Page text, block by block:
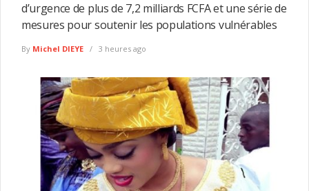
d’urgence de plus de 7,2 milliards FCFA et une série de
mesures pour soutenir les populations vulnérables
By Michel DIEYE 3 heures ago